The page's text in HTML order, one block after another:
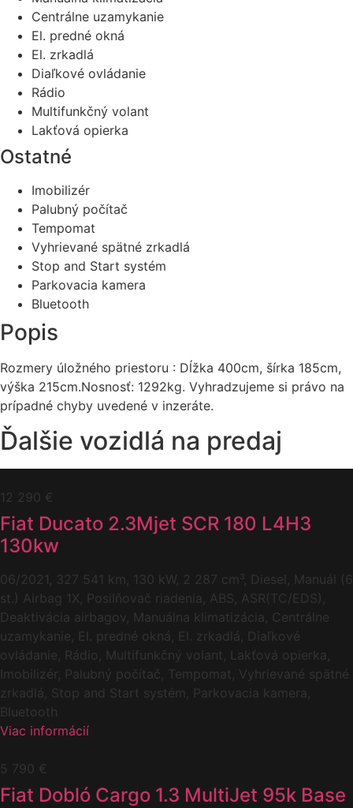
Centrálne uzamykanie
El. predné okná
El. zrkadlá
Diaľkové ovládanie
Rádio
Multifunkčný volant
Lakťová opierka
Ostatné
Imobilizér
Palubný počítač
Tempomat
Vyhrievané spätné zrkadlá
Stop and Start systém
Parkovacia kamera
Bluetooth
Popis
Rozmery úložného priestoru : Dĺžka 400cm, šírka 185cm,
výška 215cm.Nosnosť: 1292kg. Vyhradzujeme si právo na
prípadné chyby uvedené v inzeráte.
Ďalšie vozidlá na predaj
12 290 €
Fiat Ducato 2.3Mjet SCR 180 L4H3
130kw
06/2021, 327 541 km, 130 kW, 2 287 cm³, Diesel, Manuál (6
st.) Airbag 1X, Posilňovač riadenia, ABS, ASR(TC/EDS),
Deaktivácia airbagov, Manuálna klimatizácia, Centrálne
uzamykanie, El. predné okná, El. zrkadlá, Diaľkové
ovládanie, Rádio, Multifunkčný volant, Lakťová opierka,
Imobilizér, Palubný počítač, Tempomat, Vyhrievané spätné
zrkadlá, Stop and Start systém, Parkovacia kamera,
Bluetooth
Viac informácií
5 790 €
Fiat Dobló Cargo 1.3 MultiJet 95k Base